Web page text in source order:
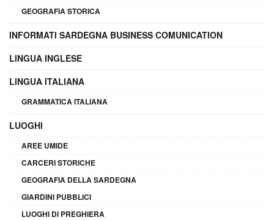
GEOGRAFIA STORICA
INFORMATI SARDEGNA BUSINESS COMUNICATION
LINGUA INGLESE
LINGUA ITALIANA
GRAMMATICA ITALIANA
LUOGHI
AREE UMIDE
CARCERI STORICHE
GEOGRAFIA DELLA SARDEGNA
GIARDINI PUBBLICI
LUOGHI DI PREGHIERA